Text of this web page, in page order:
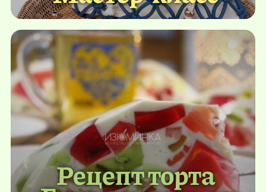
Рецепт торта